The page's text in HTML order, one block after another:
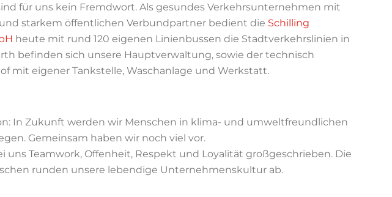
für uns kein Fremdwort. Als gesundes Verkehrsunternehmen mit
starkem öffentlichen Verbundpartner bedient die Schilling
heute mit rund 120 eigenen Linienbussen die Stadtverkehrslinien in
befinden sich unsere Hauptverwaltung, sowie der technisch
mit eigener Tankstelle, Waschanlage und Werkstatt.
In Zukunft werden wir Menschen in klima- und umweltfreundlichen
Gemeinsam haben wir noch viel vor.
uns Teamwork, Offenheit, Respekt und Loyalität großgeschrieben. Die
runden unsere lebendige Unternehmenskultur ab.